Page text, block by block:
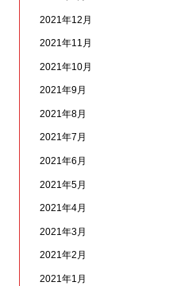
2021年12月
2021年11月
2021年10月
2021年9月
2021年8月
2021年7月
2021年6月
2021年5月
2021年4月
2021年3月
2021年2月
2021年1月